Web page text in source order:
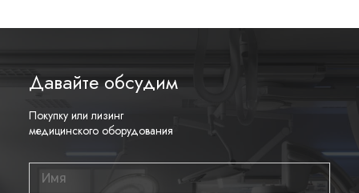
Давайте обсудим
Покупку или лизинг
медицинского оборудования